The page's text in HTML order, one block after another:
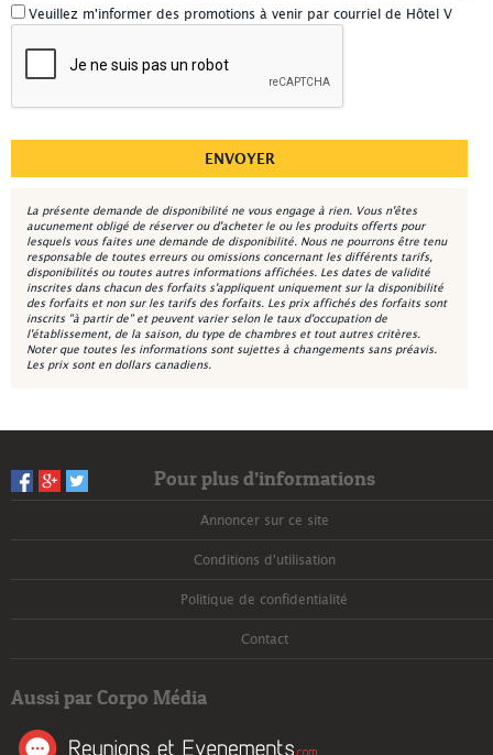
Veuillez m'informer des promotions à venir par courriel de Hôtel V
La présente demande de disponibilité ne vous engage à rien. Vous n'êtes
aucunement obligé de réserver ou d'acheter le ou les produits offerts pour
lesquels vous faites une demande de disponibilité. Nous ne pourrons être tenu
responsable de toutes erreurs ou omissions concernant les différents tarifs,
disponibilités ou toutes autres informations affichées. Les dates de validité
inscrites dans chacun des forfaits s'appliquent uniquement sur la disponibilité
des forfaits et non sur les tarifs des forfaits. Les prix affichés des forfaits sont
inscrits "à partir de" et peuvent varier selon le taux d'occupation de
l'établissement, de la saison, du type de chambres et tout autres critères.
Noter que toutes les informations sont sujettes à changements sans préavis.
Les prix sont en dollars canadiens.
Pour plus d’informations
Annoncer sur ce site
Conditions d'utilisation
Politique de confidentialité
Contact
Aussi par Corpo Média